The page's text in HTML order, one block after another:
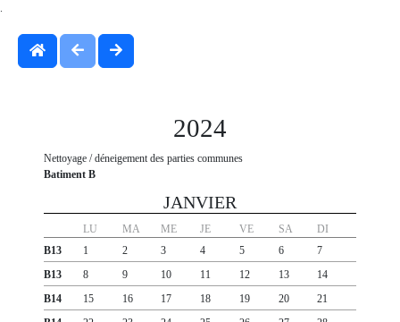
.
2024
Nettoyage / déneigement des parties communes
Batiment B
JANVIER
LU MA ME JE VE SA
DI
B13
1 2 3 4 5 6
7
B13
8 9 10 11 12 13
14
B14
15 16 17 18 19 20
21